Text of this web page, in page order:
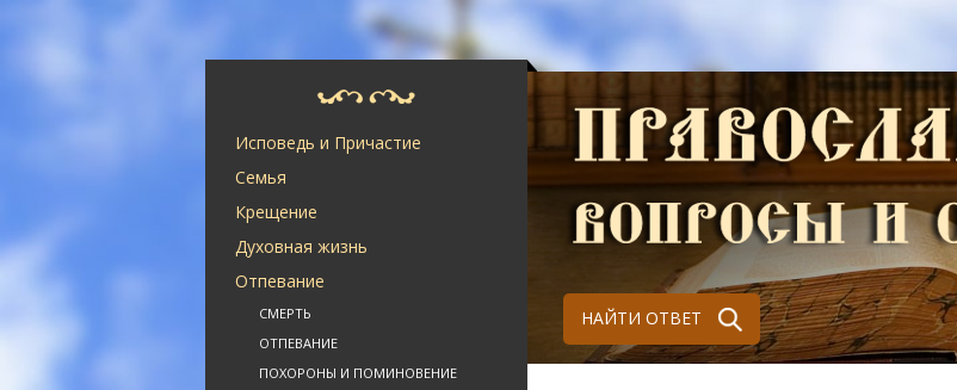
Исповедь и Причастие
Семья
Крещение
Духовная жизнь
Отпевание
СМЕРТЬ
ОТПЕВАНИЕ
ПОХОРОНЫ И ПОМИНОВЕНИЕ
НАЙТИ ОТВЕТ